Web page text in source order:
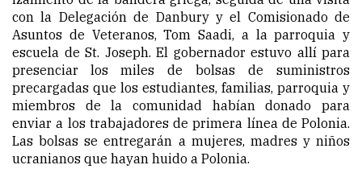
con la Delegación de Danbury y el Comisionado de
Asuntos de Veteranos, Tom Saadi, a la parroquia y
escuela de St. Joseph. El gobernador estuvo allí para
presenciar los miles de bolsas de suministros
precargadas que los estudiantes, familias, parroquia y
miembros de la comunidad habían donado para
enviar a los trabajadores de primera línea de Polonia.
Las bolsas se entregarán a mujeres, madres y niños
ucranianos que hayan huido a Polonia.